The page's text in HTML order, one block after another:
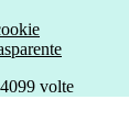
4099 volte